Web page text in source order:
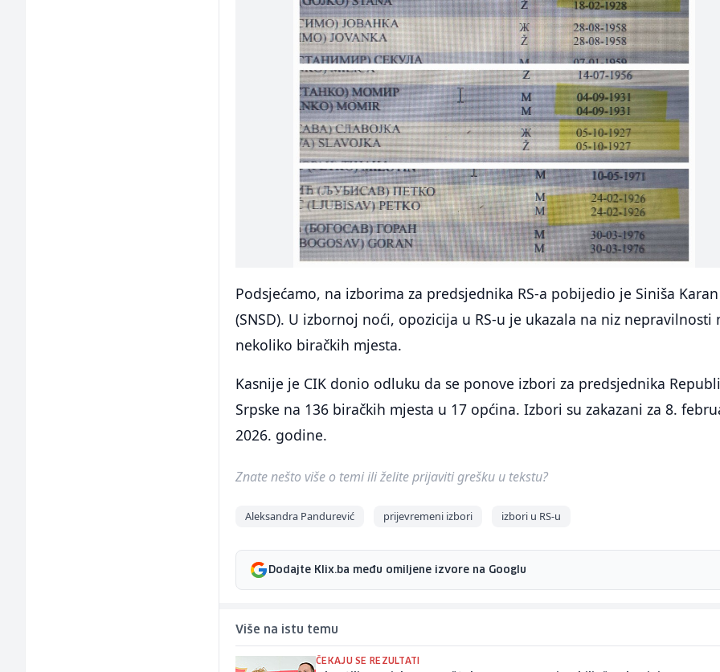
Podsjećamo, na izborima za predsjednika RS-a pobijedio je Siniša Karan
(SNSD). U izbornoj noći, opozicija u RS-u je ukazala na niz nepravilnosti
nekoliko biračkih mjesta.
Kasnije je CIK donio odluku da se ponove izbori za predsjednika
Srpske na 136 biračkih mjesta u 17 općina. Izbori su zakazani za 8.
2026. godine.
Znate nešto više o temi ili želite prijaviti grešku u tekstu?
Aleksandra Pandurević prijevremeni izbori izbori u RS-u
Dodajte Klix.ba među omiljene izvore na Googlu
Više na istu temu
ČEKAJU SE REZULTATI